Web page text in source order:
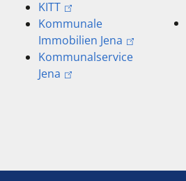
KITT
Kommunale
Immobilien Jena
Kommunalservice
Jena